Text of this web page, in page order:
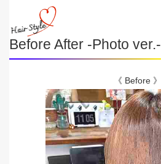
Before After -Photo ver.-
《 Before 》